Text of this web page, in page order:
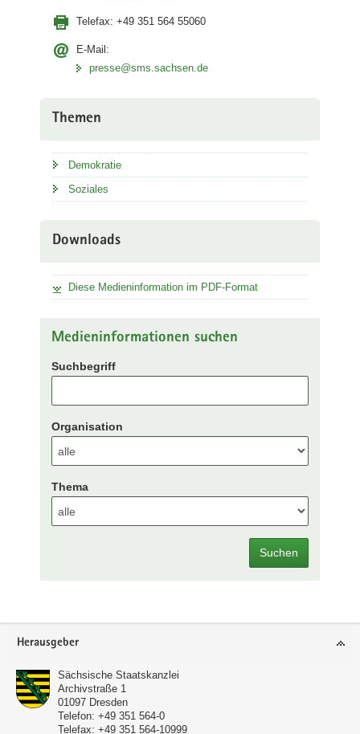
Telefax: +49 351 564 55060
E-Mail:
presse@sms.sachsen.de
Themen
Demokratie
Soziales
Downloads
Diese Medieninformation im PDF-Format
Medieninformationen suchen
Suchbegriff
Organisation
Thema
Suchen
Footer-
Herausgeber
Sächsische Staatskanzlei
Archivstraße 1
01097 Dresden
Telefon: +49 351 564-0
Telefax: +49 351 564-10999